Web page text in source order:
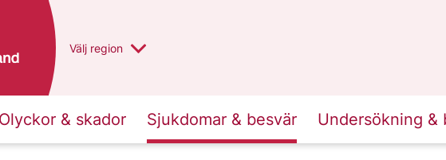
Du har valt region
Välj en annan
region
Olyckor & skador Sjukdomar & besvär Undersökning &